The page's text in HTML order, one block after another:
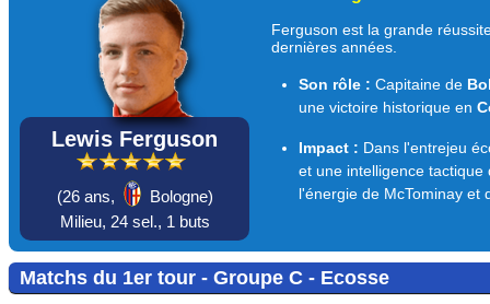
Lewis Ferguson
(26 ans,
Bologne)
Milieu, 24 sel., 1 buts
Ferguson est la grande
dernières années.
Son rôle : Capitaine de
une victoire historique en
Impact : Dans l'entrejeu
et une intelligence
l'énergie de McTominay et
Matchs du 1er tour - Groupe C - Ecosse